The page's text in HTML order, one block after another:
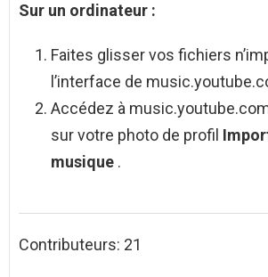
Sur un ordinateur :
Faites glisser vos fichiers
l’interface de
Accédez à
sur votre photo de profil
musique .
Contributeurs: 21